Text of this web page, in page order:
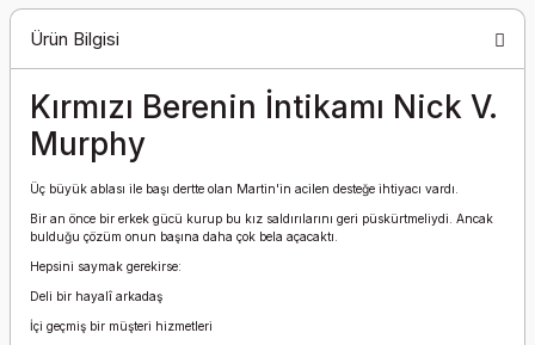
Ürün Bilgisi
Kırmızı Berenin İntikamı Nick V.
Murphy
Üç büyük ablası ile başı dertte olan Martin'in acilen desteğe ihtiyacı vardı.
Bir an önce bir erkek gücü kurup bu kız saldırılarını geri püskürtmeliydi. Ancak
bulduğu çözüm onun başına daha çok bela açacaktı.
Hepsini saymak gerekirse:
Deli bir hayalî arkadaş
İçi geçmiş bir müşteri hizmetleri